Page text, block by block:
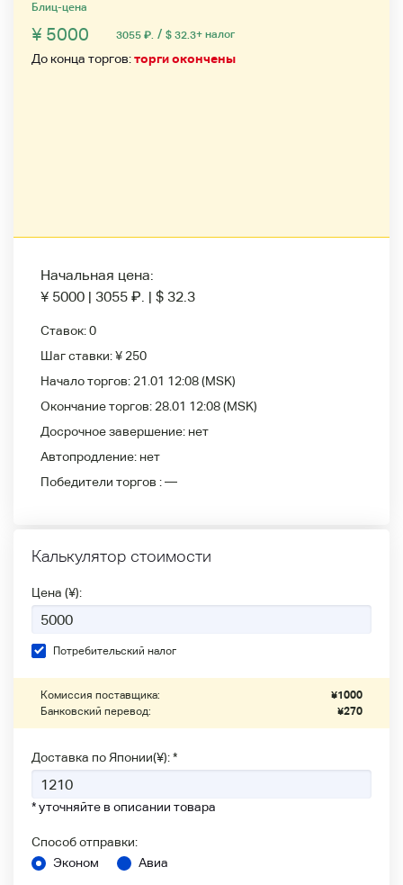
Блиц-цена
¥ 5000 3055 ₽. / $ 32.3+ налог
До конца торгов:торги окончены
Начальная цена:
¥ 5000 | 3055 ₽. | $ 32.3
Ставок:0
Шаг ставки:¥ 250
Начало торгов: 21.01 12:08(MSK)
Окончание торгов: 28.01 12:08(MSK)
Досрочное завершение: нет
Автопродление: нет
Победители
торгов :—
Калькулятор стоимости
Цена (¥):
Потребительский налог
Комиссия поставщика: ¥1000
Банковский перевод:
¥270
Доставка по Японии(¥): *
* уточняйте в описании товара
Способ отправки:
Эконом
Авиа